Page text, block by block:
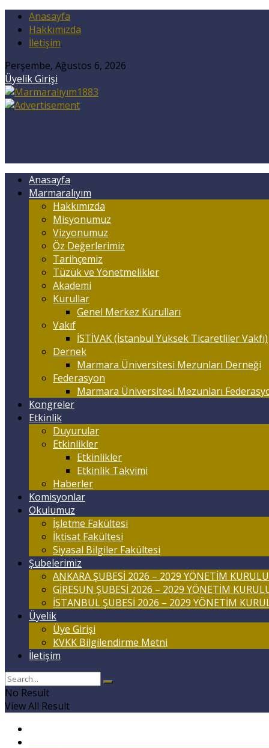
Anasayfa
Hakkımızda
İletişim
Perşembe, Ağustos 6, 2026
Üyelik Girişi
Anasayfa
Marmaralıyım
Hakkımızda
Misyonumuz
Vizyonumuz
Öz Değerlerimiz
Tarihçemiz
Tüzük ve Yönetmelikler
Akademi
Kurullar
Genel Merkez Kurulları
Vakıf
İSTİVAK (İstanbul Yüksek Ticaretliler Vakfı)
Dernek
Marmara Üniversitesi Mezunları Derneği
Federasyon
Marmara Üniversitesi Mezunları
Kongreler
Etkinlik
Duyurular
Etkinlikler
Etkinlikler
Etkinlik Takvimi
Haberler
Komisyonlar
Okulumuz
İşletme Fakültesi
İktisat Fakültesi
Siyasal Bilgiler Fakültesi
Şubelerimiz
ANKARA ŞUBESİ 2026 – 2029 YÖNETİM KURULU
GİRESUN ŞUBESİ 2026 – 2029 YÖNETİM
İSTANBUL ŞUBESİ 2026 – 2029 YÖNETİM
Üyelik
Üye Girişi
KVKK Bilgilendirme Metni
İletişim
No Result
View All Result